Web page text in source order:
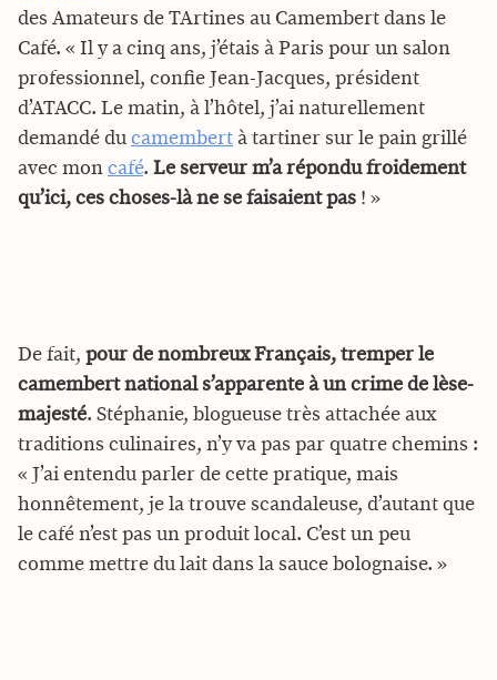
des Amateurs de TArtines au Camembert dans le
Café. « Il y a cinq ans, j’étais à Paris pour un salon
professionnel, confie Jean-Jacques, président
d’ATACC. Le matin, à l’hôtel, j’ai naturellement
demandé du camembert à tartiner sur le pain grillé
avec mon café. Le serveur m’a répondu froidement
qu’ici, ces choses-là ne se faisaient pas ! »
De fait, pour de nombreux Français, tremper le
camembert national s’apparente à un crime de lèse-
majesté. Stéphanie, blogueuse très attachée aux
traditions culinaires, n’y va pas par quatre chemins :
« J’ai entendu parler de cette pratique, mais
honnêtement, je la trouve scandaleuse, d’autant que
le café n’est pas un produit local. C’est un peu
comme mettre du lait dans la sauce bolognaise. »